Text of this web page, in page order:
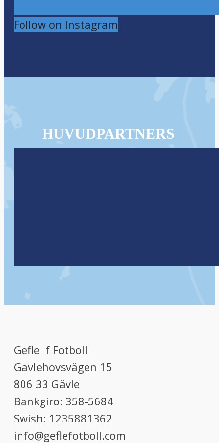
Follow on Instagram
HUVUDPARTNERS
Gefle If Fotboll
Gavlehovsvägen 15
806 33 Gävle
Bankgiro: 358-5684
Swish: 1235881362
info@geflefotboll.com